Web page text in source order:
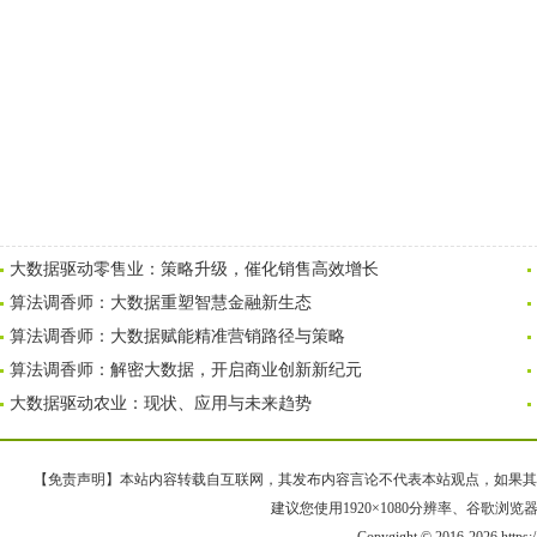
大数据驱动零售业：策略升级，催化销售高效增长
算法调香师：大数据重塑智慧金融新生态
算法调香师：大数据赋能精准营销路径与策略
算法调香师：解密大数据，开启商业创新新纪元
大数据驱动农业：现状、应用与未来趋势
【免责声明】本站内容转载自互联网，其发布内容言论不代表本站观点，如果
建议您使用1920×1080分辨率、谷歌浏览